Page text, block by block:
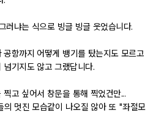
러냐는 식으로 빙글 빙글 웃었습니다.
항까지 어떻게 뱅기를 탔는지도 모르고
기지도 않고 그랬답니다.
고 싶어서 창문을 통해 찍었건만...
의 멋진 모습같이 나오질 않아 또 "좌절모